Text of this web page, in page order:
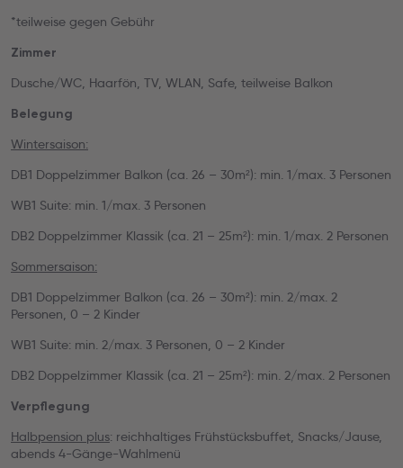
*teilweise gegen Gebühr
Zimmer
Dusche/WC, Haarfön, TV, WLAN, Safe, teilweise Balkon
Belegung
Wintersaison:
DB1 Doppelzimmer Balkon (ca. 26 – 30m²): min. 1/max. 3 Personen
WB1 Suite: min. 1/max. 3 Personen
DB2 Doppelzimmer Klassik (ca. 21 – 25m²): min. 1/max. 2 Personen
Sommersaison:
DB1 Doppelzimmer Balkon (ca. 26 – 30m²): min. 2/max. 2
Personen, 0 – 2 Kinder
WB1 Suite: min. 2/max. 3 Personen, 0 – 2 Kinder
DB2 Doppelzimmer Klassik (ca. 21 – 25m²): min. 2/max. 2 Personen
Verpflegung
Halbpension plus: reichhaltiges Frühstücksbuffet, Snacks/Jause,
abends 4-Gänge-Wahlmenü